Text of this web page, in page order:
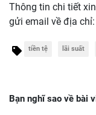
Thông tin chi tiết
gửi email về địa chỉ:
tiền tệ lãi suất
Bạn nghĩ sao về bài